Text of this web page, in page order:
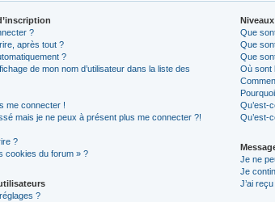
?
après tout ?
?
de mon nom d’utilisateur dans la liste des
me connecter !
mais je ne peux à présent plus me connecter ?!
?
cookies du forum » ?
?
Que
Que
Que
Où sont
Qu’est-
Qu’est-
Je ne
Je
J’ai